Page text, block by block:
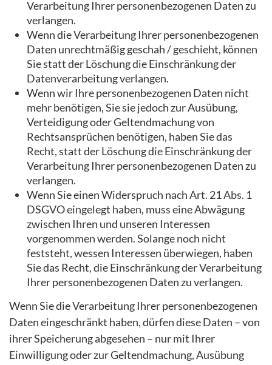
Verarbeitung Ihrer personenbezogenen Daten zu
verlangen.
Wenn die Verarbeitung Ihrer personenbezogenen
Daten unrechtmäßig geschah / geschieht, können
Sie statt der Löschung die Einschränkung der
Datenverarbeitung verlangen.
Wenn wir Ihre personenbezogenen Daten nicht
mehr benötigen, Sie sie jedoch zur Ausübung,
Verteidigung oder Geltendmachung von
Rechtsansprüchen benötigen, haben Sie das
Recht, statt der Löschung die Einschränkung der
Verarbeitung Ihrer personenbezogenen Daten zu
verlangen.
Wenn Sie einen Widerspruch nach Art. 21 Abs. 1
DSGVO eingelegt haben, muss eine Abwägung
zwischen Ihren und unseren Interessen
vorgenommen werden. Solange noch nicht
feststeht, wessen Interessen überwiegen, haben
Sie das Recht, die Einschränkung der Verarbeitung
Ihrer personenbezogenen Daten zu verlangen.
Wenn Sie die Verarbeitung Ihrer personenbezogenen
Daten eingeschränkt haben, dürfen diese Daten – von
ihrer Speicherung abgesehen – nur mit Ihrer
Einwilligung oder zur Geltendmachung, Ausübung